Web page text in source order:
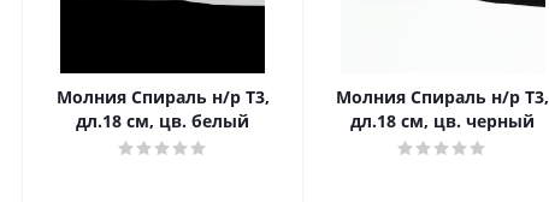
Молния Спираль н/р Т3,
дл.18 см, цв. белый
Молния Спираль н/р Т3,
дл.18 см, цв. черный